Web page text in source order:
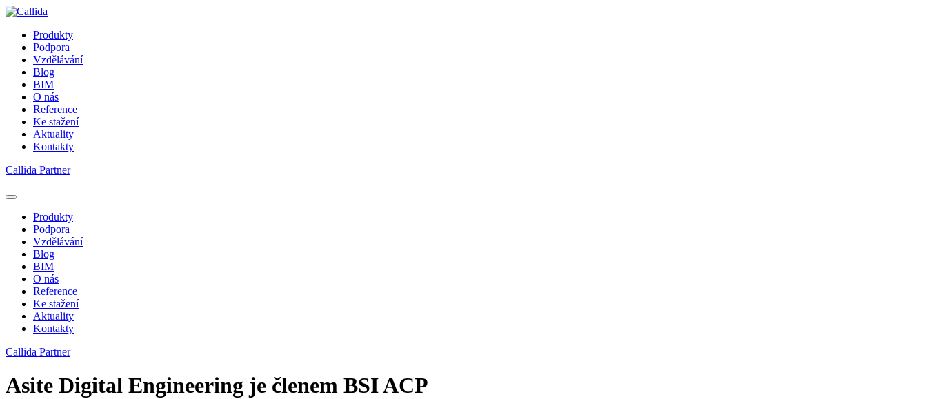
Produkty
Podpora
Vzdělávání
Blog
BIM
O nás
Reference
Ke stažení
Aktuality
Kontakty
Callida Partner
Produkty
Podpora
Vzdělávání
Blog
BIM
O nás
Reference
Ke stažení
Aktuality
Kontakty
Callida Partner
Asite Digital Engineering je členem BSI ACP